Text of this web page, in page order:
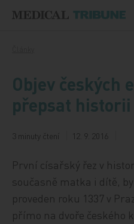
Objev českých
přepsat
3 minuty čtení 12. 9. 2016
První císařský řez v
současně matka i dítě,
proveden roku 1337 v
přímo na dvoře českého